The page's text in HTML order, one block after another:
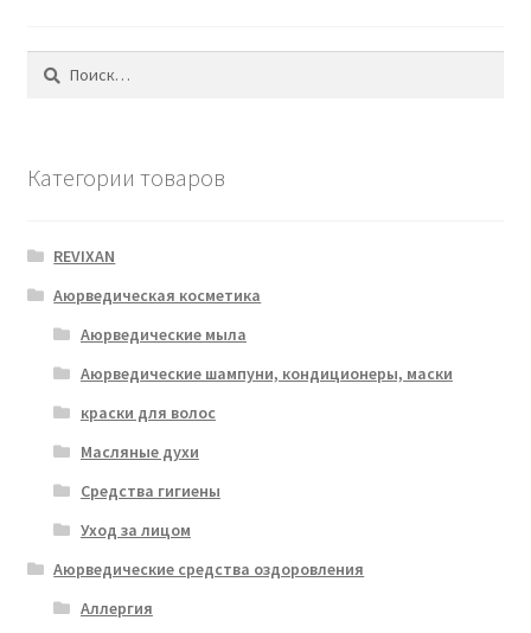
Найти:
Категории товаров
REVIXAN
Аюрведическая косметика
Аюрведические мыла
Аюрведические шампуни, кондиционеры, маски
краски для волос
Масляные духи
Средства гигиены
Уход за лицом
Аюрведические средства оздоровления
Аллергия